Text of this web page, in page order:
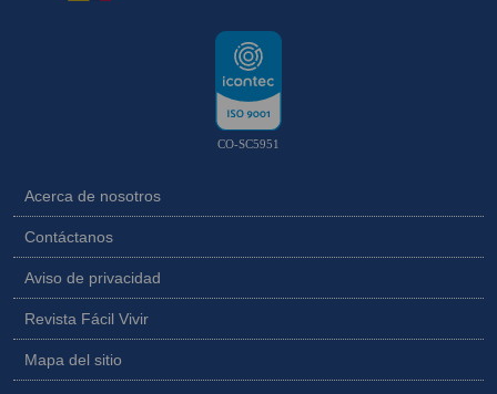
CO-SC5951
Acerca de nosotros
Contáctanos
Aviso de privacidad
Revista Fácil Vivir
Mapa del sitio